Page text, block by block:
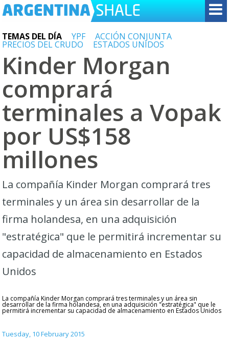
TEMAS DEL DÍA YPF ACCIÓN CONJUNTA
PRECIOS DEL CRUDO ESTADOS UNIDOS
Kinder Morgan
comprará
terminales a Vopak
por US$158
millones
La compañía Kinder Morgan comprará tres
terminales y un área sin desarrollar de la
firma holandesa, en una adquisición
"estratégica" que le permitirá incrementar su
capacidad de almacenamiento en Estados
Unidos
La compañía Kinder Morgan comprará tres terminales y un área sin
desarrollar de la firma holandesa, en una adquisición "estratégica" que le
permitirá incrementar su capacidad de almacenamiento en Estados Unidos
Tuesday, 10 February 2015